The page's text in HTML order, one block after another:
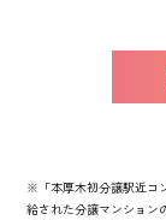
※「本厚木初分譲駅近コ
給された分譲マンション